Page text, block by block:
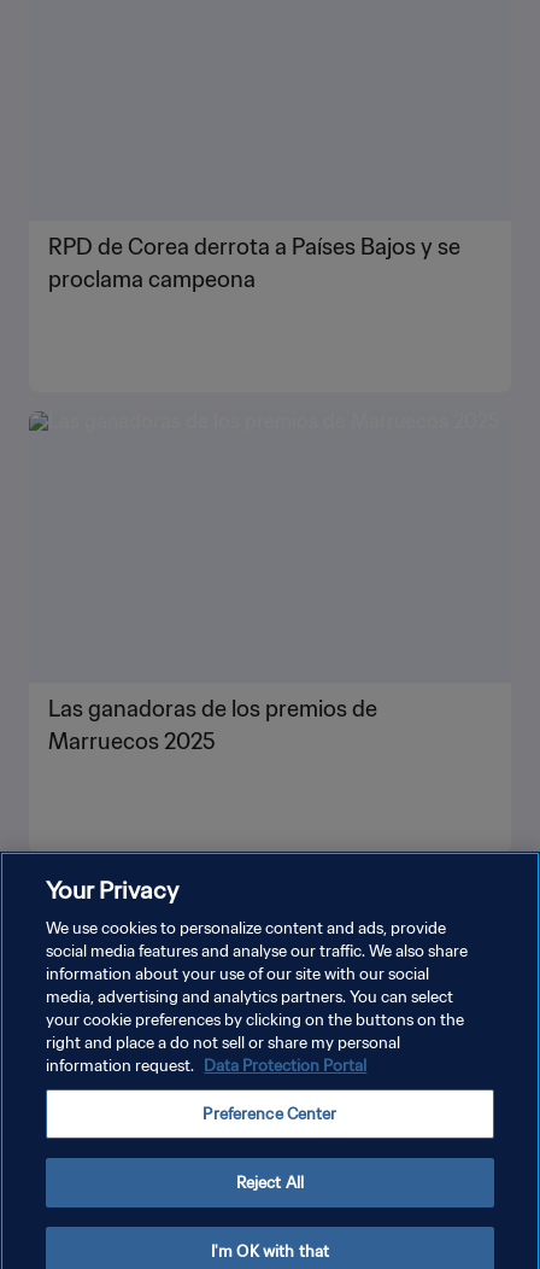
RPD de Corea derrota a Países Bajos y se
proclama campeona
Las ganadoras de los premios de
Marruecos 2025
POLÍTICA DE PRIVACIDAD
AJUSTAR LA CONFIGURACIÓN DE LAS COOKIES
Copyright © 1994 - 2026 FIFA. Todos los derechos reservados.
Your Privacy
We use cookies to personalize content and ads, provide
social media features and analyse our traffic. We also share
information about your use of our site with our social
media, advertising and analytics partners. You can select
your cookie preferences by clicking on the buttons on the
right and place a do not sell or share my personal
information request. Data Protection Portal
Preference Center
Reject All
I'm OK with that